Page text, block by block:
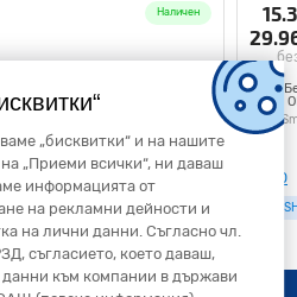
„бисквитки“ и на нашите
„Приеми всички“, ни даваш
информацията от
на рекламни дейности и
на лични данни. Съгласно чл.
съгласието, което даваш,
към компании в държави
Наличен
Wi-Fi
home
TUYA
ORNO
OR-